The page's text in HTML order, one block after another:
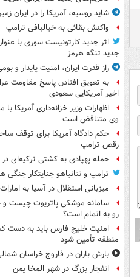
شاید روسیه، آمریکا را در ایران
واکنش بقائی به خیالبافی ترامپ
اثر جدید کارتونیست سوری با
جدید تنگه هرمز
راز قدرت ایران، امنیت پایدار و
به تعویق افتادن پاسخ مقاومت
اخیر آمریکایی سعودی
اظهارات وزیر خزانه‌داری آمریکا
وی متناقض است
حکم دادگاه آمریکا برای توقف
رقص ترامپ
حمله پهپادی به کشتی ترکیه‌ای در
ترامپ و نتانیاهو جنایتکار جنگی
میزبانی استقلال در آسیا به
سامانه موشکی پاتریوت چیست و
رو به اتمام است؟
امنیت خلیج فارس باید به دست
منطقه تأمین شود
بارش باران در فاروج خراسان
انفجار بزرگ در شهر المخا یمن